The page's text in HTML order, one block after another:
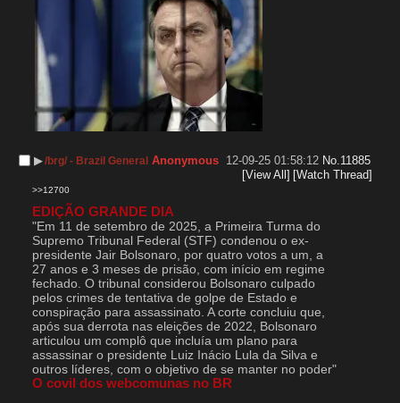
▶︎/brg/ - Brazil General Anonymous 12-09-25 01:58:12 No. 11885
[View All] [Watch Thread]
>>12700
EDIÇÃO GRANDE DIA
"Em 11 de setembro de 2025, a Primeira Turma do
Supremo Tribunal Federal (STF) condenou o ex-
presidente Jair Bolsonaro, por quatro votos a um, a
27 anos e 3 meses de prisão, com início em regime
fechado. O tribunal considerou Bolsonaro culpado
pelos crimes de tentativa de golpe de Estado e
conspiração para assassinato. A corte concluiu que,
após sua derrota nas eleições de 2022, Bolsonaro
articulou um complô que incluía um plano para
assassinar o presidente Luiz Inácio Lula da Silva e
outros líderes, com o objetivo de se manter no poder"
O covil dos webcomunas no BR